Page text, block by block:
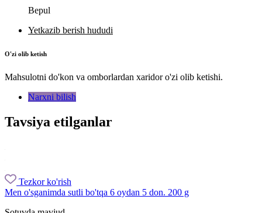
Bepul
Yetkazib berish hududi
O'zi olib ketish
Mahsulotni do'kon va omborlardan xaridor o'zi olib ketishi.
Narxni bilish
Tavsiya etilganlar
Tezkor ko'rish
Men o'sganimda sutli bo'tqa 6 oydan 5 don. 200 g